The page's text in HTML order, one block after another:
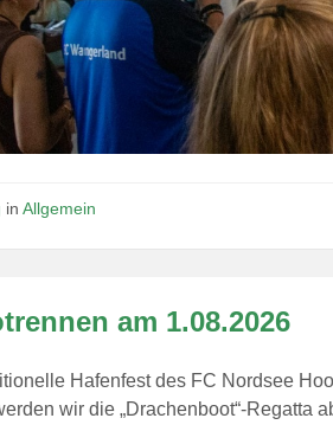
inAllgemein
am 1.08.2026
Hafenfest des FC Nordsee
wir die „Drachenboot“-Regatta